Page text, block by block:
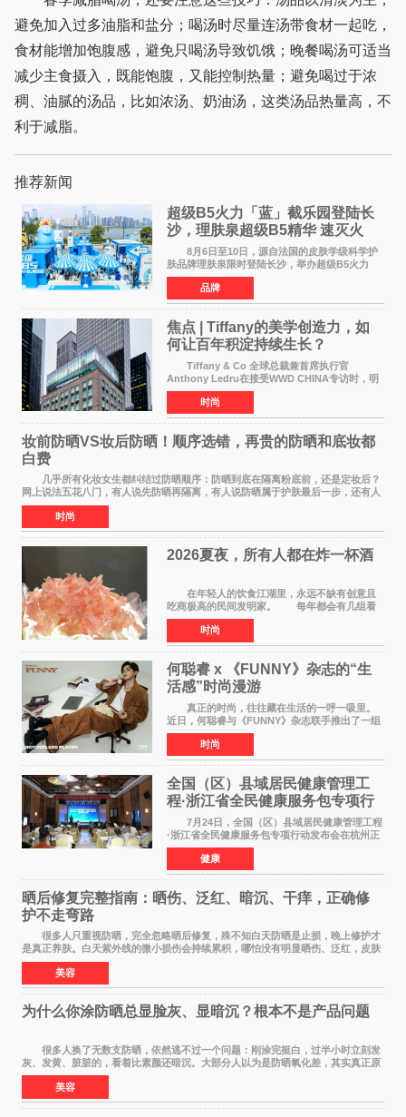
避免加入过多油脂和盐分；喝汤时尽量连汤带食材一起吃，
食材能增加饱腹感，避免只喝汤导致饥饿；晚餐喝汤可适当
减少主食摄入，既能饱腹，又能控制热量；避免喝过于浓
稠、油腻的汤品，比如浓汤、奶油汤，这类汤品热量高，不
利于减脂。
推荐新闻
超级B5火力「蓝」截乐园登陆长
沙，理肤泉超级B5精华 速灭火
气，不闹皮气
8月6日至10日，源自法国的皮肤学级科学护
肤品牌理肤泉限时登陆长沙，举办超级B5火力
「蓝」截乐园快闪活动。作为全球皮肤学专家NO
1推荐护肤品牌[1]，理肤泉聚焦当代人群普遍存
在的皮肤困扰，以
品牌
焦点 | Tiffany的美学创造力，如
何让百年积淀持续生长？
Tiffany & Co 全球总裁兼首席执行官
Anthony Ledru在接受WWD CHINA专访时，明
确将艺术性称为当下奢侈品牌最高层级的差异化
优势。 by Elaine Chen — —WWD国际
时尚特讯 当奢侈
时尚
妆前防晒VS妆后防晒！顺序选错，再贵的防晒和底妆都
白费
几乎所有化妆女生都纠结过防晒顺序：防晒到底在隔离粉底前，还是定妆后？
网上说法五花八门，有人说先防晒再隔离，有人说防晒属于护肤最后一步，还有人
带妆补涂直接乱叠加。其实防晒没有固定死
时尚
2026夏夜，所有人都在炸一杯酒
在年轻人的饮食江湖里，永远不缺有创意且
吃商极高的民间发明家。 每年都会有几组看
似离谱、尝试后火遍全网的新奇搭配在互联网上
名垂千史。 前些年有人解锁了纯牛奶煮爆辣
火鸡面的隐藏吃
时尚
何聪睿 x 《FUNNY》杂志的“生
活感”时尚漫游
真正的时尚，往往藏在生活的一呼一吸里。
近日，何聪睿与《FUNNY》杂志联手推出了一组
质感大片，不刻意摆弄姿势，而是将镜头对准了
那些看似寻常却充满戏剧张力的生活瞬间，让高
级感在松弛的氛围
时尚
全国（区）县域居民健康管理工
程·浙江省全民健康服务包专项行
动发布会在杭启幕
7月24日，全国（区）县域居民健康管理工程
·浙江省全民健康服务包专项行动发布会在杭州正
式启幕。来自全国各地的医疗领域权威专家、知
名机构负责人及项目合作伙伴齐聚西子湖畔，共
同见证浙江全
健康
晒后修复完整指南：晒伤、泛红、暗沉、干痒，正确修
护不走弯路
很多人只重视防晒，完全忽略晒后修复，殊不知白天防晒是止损，晚上修护才
是真正养肤。白天紫外线的微小损伤会持续累积，哪怕没有明显晒伤、泛红，皮肤
也会处于轻微炎症、缺水、疲劳状态。如果
美容
为什么你涂防晒总显脸灰、显暗沉？根本不是产品问题
很多人换了无数支防晒，依然逃不过一个问题：刚涂完挺白，过半小时立刻发
灰、发黄、脏脏的，看着比素颜还暗沉。大部分人以为是防晒氧化差，其实真正原
因，90%的人都搞错了。 首先纠正一个误
美容